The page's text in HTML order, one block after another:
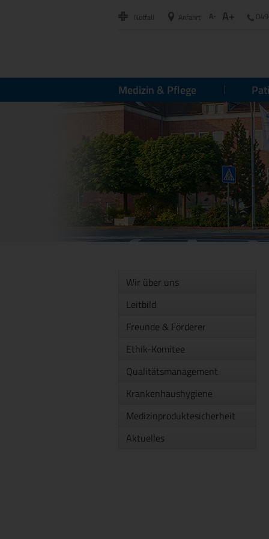
Notfall Anfahrt A- A+
Medizin & Pflege
Wir über uns
Leitbild
Freunde & Förderer
Ethik-Komitee
Qualitätsmanagement
Krankenhaushygiene
Medizinproduktesicherheit
Aktuelles